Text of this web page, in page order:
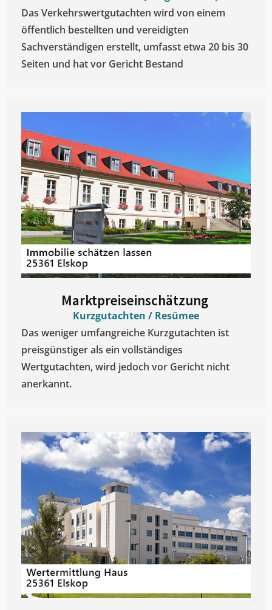
Das Verkehrswertgutachten wird von einem
öffentlich bestellten und vereidigten
Sachverständigen erstellt, umfasst etwa 20 bis 30
Seiten und hat vor Gericht Bestand
Marktpreiseinschätzung ​
Kurzgutachten / Resümee
Das weniger umfangreiche Kurzgutachten ist
preisgünstiger als ein vollständiges
Wertgutachten, wird jedoch vor Gericht nicht
anerkannt.